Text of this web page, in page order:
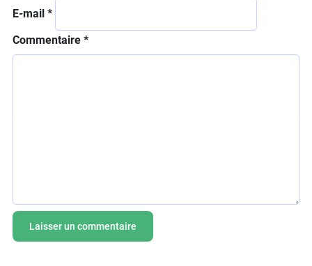
Commentaire *
E-mail *